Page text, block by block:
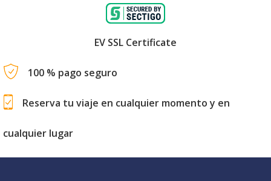
EV SSL Certificate
100 % pago seguro
Reserva tu viaje en cualquier momento y en
cualquier lugar